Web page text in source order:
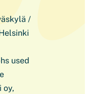
/
used
oy,